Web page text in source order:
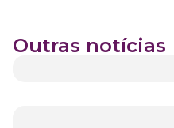
Outras notícias